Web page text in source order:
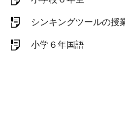
シンキングツールの授
小学６年国語